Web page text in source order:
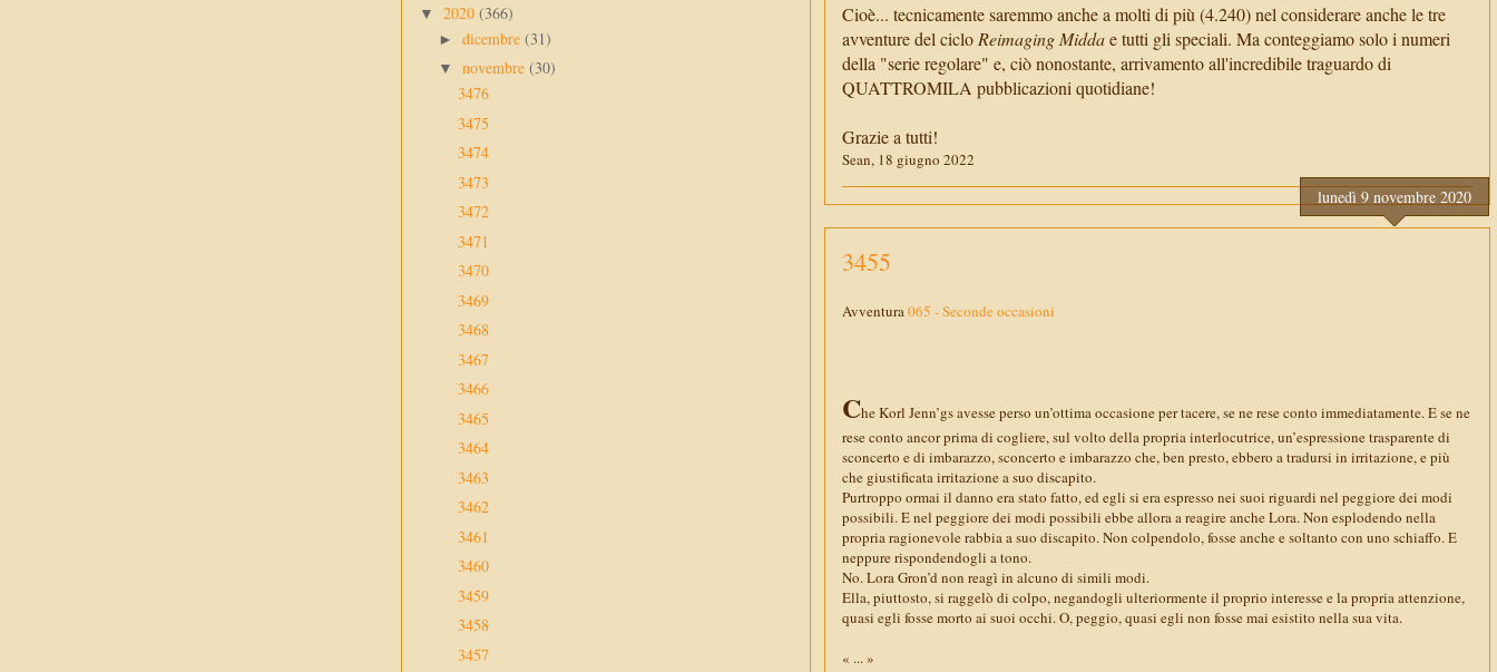
Cioè... tecnicamente saremmo anche a molti di più (4.240) nel considerare anche le tre
avventure del cicloReimaging Middae tutti gli speciali. Ma conteggiamo solo i numeri
della "serie regolare" e, ciò nonostante, arrivamento all'incredibile traguardo di
QUATTROMILA pubblicazioni quotidiane!
Grazie a tutti!
Sean, 18 giugno 2022
lunedì 9 novembre 2020
3455
Avventura065 - Seconde occasioni
Che Korl Jenn’gs avesse perso un’ottima occasione per tacere, se ne rese conto immediatamente. E se ne
rese conto ancor prima di cogliere, sul volto della propria interlocutrice, un’espressione trasparente di
sconcerto e di imbarazzo, sconcerto e imbarazzo che, ben presto, ebbero a tradursi in irritazione, e più
che giustificata irritazione a suo discapito.
Purtroppo ormai il danno era stato fatto, ed egli si era espresso nei suoi riguardi nel peggiore dei modi
possibili. E nel peggiore dei modi possibili ebbe allora a reagire anche Lora. Non esplodendo nella
propria ragionevole rabbia a suo discapito. Non colpendolo, fosse anche e soltanto con uno schiaffo. E
neppure rispondendogli a tono.
No. Lora Gron’d non reagì in alcuno di simili modi.
Ella, piuttosto, si raggelò di colpo, negandogli ulteriormente il proprio interesse e la propria attenzione,
quasi egli fosse morto ai suoi occhi. O, peggio, quasi egli non fosse mai esistito nella sua vita.
« ... »
▼ 2020 (366)
► dicembre (31)
▼ novembre (30)
3476
3475
3474
3473
3472
3471
3470
3469
3468
3467
3466
3465
3464
3463
3462
3461
3460
3459
3458
3457